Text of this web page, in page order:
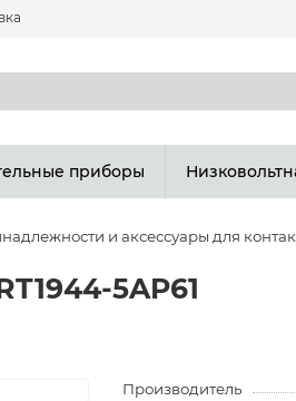
приборы
и аксессуары для
5AP61
Производитель